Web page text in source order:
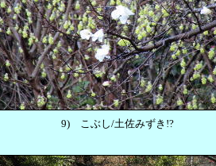
9)こぶし/土佐みずき!?